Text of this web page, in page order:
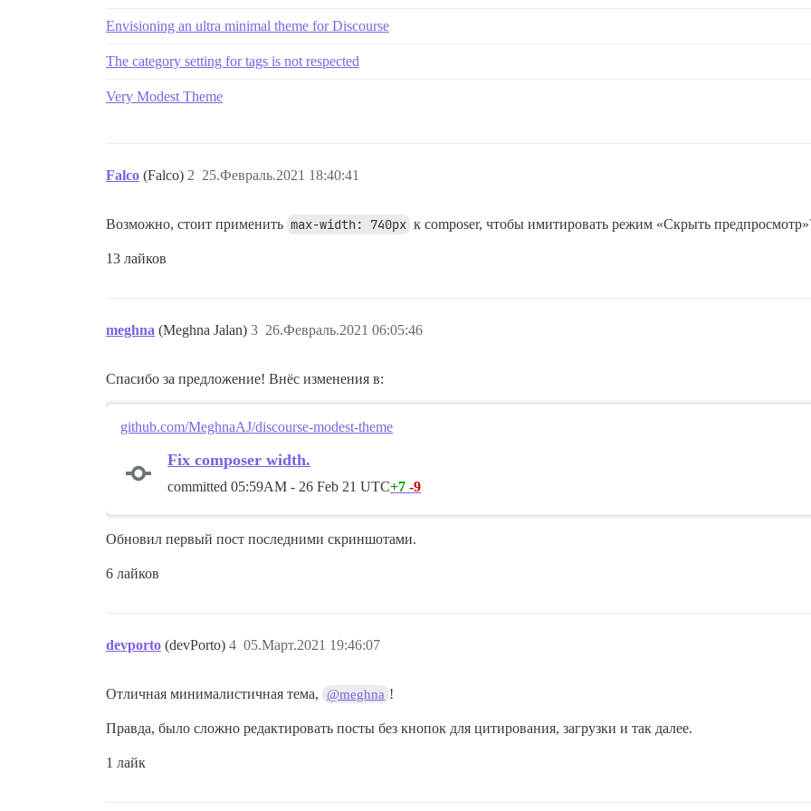
Envisioning an ultra minimal theme for Discourse
The category setting for tags is not respected
Very Modest Theme
Falco (Falco) 25.Февраль.2021 18:40:41
2
Возможно, стоит применить max-width: 740px к composer, чтобы имитировать режим «Скрыть
13 лайков
meghna (Meghna Jalan) 26.Февраль.2021 06:05:46
3
Спасибо за предложение! Внёс изменения в:
github.com/MeghnaAJ/discourse-modest-theme
Fix composer width.
committed 05:59AM - 26 Feb 21 UTC+7 -9
Обновил первый пост последними скриншотами.
6 лайков
devporto (devPorto) 05.Март.2021 19:46:07
4
Отличная минималистичная тема, @meghna !
Правда, было сложно редактировать посты без кнопок для цитирования, загрузки и так далее.
1 лайк